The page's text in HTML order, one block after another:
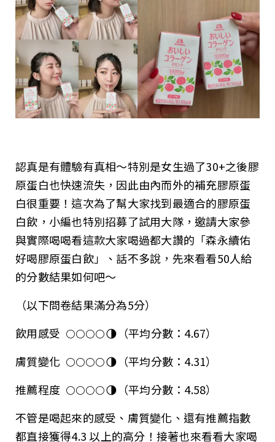
認真是有體驗有真相～特別是女生過了30+之後膠
原蛋白也快速流失，因此由內而外的補充膠原蛋
白很重要！這次為了幫大家找到最適合的膠原蛋
白飲，小編也特別招募了試用大隊，邀請大家參
與實際喝喝看這款大家喝過都大讚的「森永續佑
好喝膠原蛋白飲」、話不多說，先來看看50人給
的分數結果如何吧～
（以下問卷結果滿分為5分）
飲用感受 🌕🌕🌕🌕🌗（平均分數：4.67）
膚質變化 🌕🌕🌕🌕🌗（平均分數：4.31）
推薦程度 🌕🌕🌕🌕🌗（平均分數：4.58）
不管是喝起來的感受、膚質變化、還有推薦指數
都直接獲得4.3 以上的高分！接著也來看看大家喝